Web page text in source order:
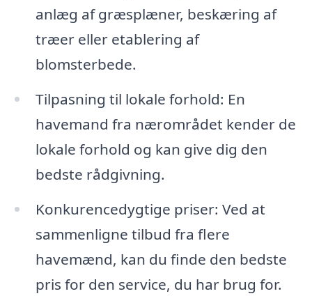
anlæg af græsplæner, beskæring af
træer eller etablering af
blomsterbede.
Tilpasning til lokale forhold: En
havemand fra nærområdet kender de
lokale forhold og kan give dig den
bedste rådgivning.
Konkurencedygtige priser: Ved at
sammenligne tilbud fra flere
havemænd, kan du finde den bedste
pris for den service, du har brug for.